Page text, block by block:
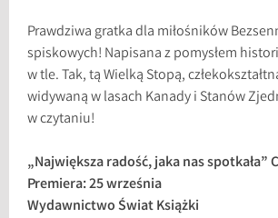
Prawdziwa gratka dla miłośników
spiskowych! Napisana z pomysłem
w tle. Tak, tą Wielką Stopą,
widywaną w lasach Kanady i Stanów
w czytaniu!
„Największa radość, jaka nas spotkała”
Premiera: 25 września
Wydawnictwo Świat Książki